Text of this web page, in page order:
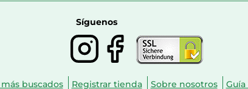
Síguenos
más buscados Registrar tienda Sobre nosotros